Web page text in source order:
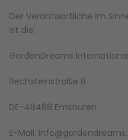
Der Verantwortliche im
ist die:
GardenDreams
Bechsteinstraße 8
DE-48488 Emsbüren
E-Mail: